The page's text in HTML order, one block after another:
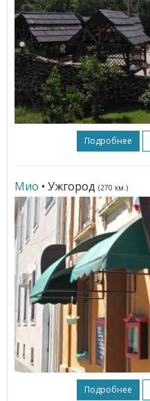
Подробнее
Мио • Ужгород (270 км.)
Подробнее